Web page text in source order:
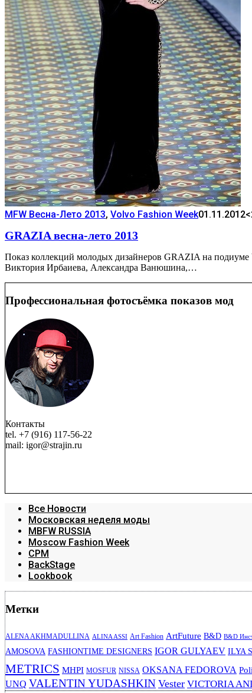
MFW Весна-Лето 2013, Volvo Fashion Week01.11.2012
GRAZIA весна-лето 2013
Показ коллекций молодых дизайнеров GRAZIA на
Виктория Ирбаиева, Александра Ванюшина,…
Профессиональная фотосъёмка показов мод
Контакты
tel. +7 (916) 117-56-22
mail: igor@strajin.ru
Все Новости
Московская неделя моды
MBFW RUSSIA
Moscow Fashion Week
CPM
BackStage
Lookbook
Метки
ALENA AKHMADULLINA ALINA ASSI Art Fashion ArtFuture B&D B&D
AMOSOVA FASHIONTIME DESIGNERS IGOR GULYAEV ILYA
METRICS MHPI MOSFUR NISSA OKSANA FEDOROVA
UNQ VALENTIN YUDASHKIN Vester VICTORIA